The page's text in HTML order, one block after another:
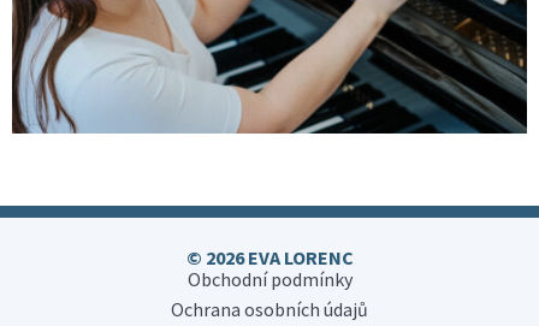
© 2026 EVA LORENC
Obchodní podmínky
Ochrana osobních údajů